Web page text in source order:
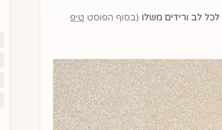
לכל לב ורידים משלו (בסוף הפוסט טיפ